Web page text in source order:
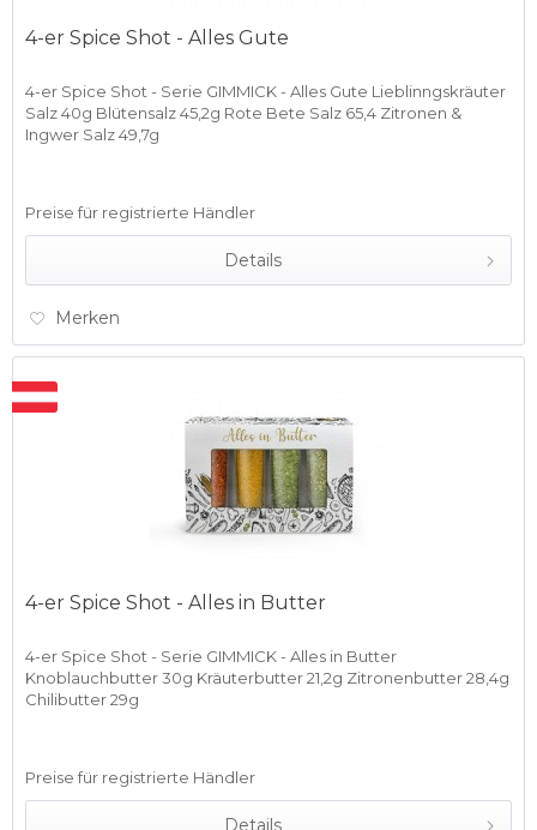
4-er Spice Shot - Alles Gute
4-er Spice Shot - Serie GIMMICK - Alles Gute Lieblinngskräuter
Salz 40g Blütensalz 45,2g Rote Bete Salz 65,4 Zitronen &
Ingwer Salz 49,7g
Preise für registrierte Händler
Details
Merken
4-er Spice Shot - Alles in Butter
4-er Spice Shot - Serie GIMMICK - Alles in Butter
Knoblauchbutter 30g Kräuterbutter 21,2g Zitronenbutter 28,4g
Chilibutter 29g
Preise für registrierte Händler
Details